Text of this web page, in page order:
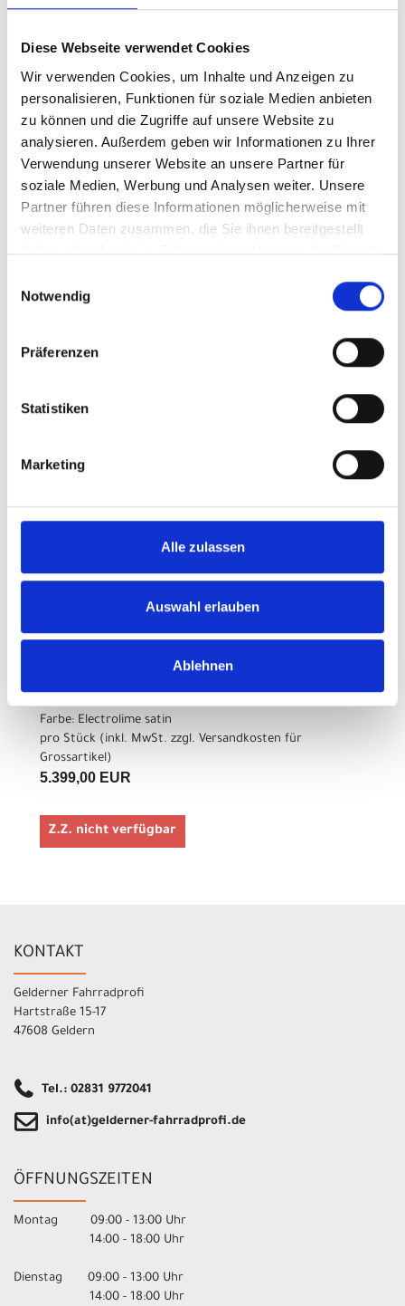
Diese Webseite verwendet Cookies
Wir verwenden Cookies, um Inhalte und Anzeigen zu
personalisieren, Funktionen für soziale Medien anbieten
zu können und die Zugriffe auf unsere Website zu
analysieren. Außerdem geben wir Informationen zu Ihrer
Verwendung unserer Website an unsere Partner für
soziale Medien, Werbung und Analysen weiter. Unsere
Partner führen diese Informationen möglicherweise mit
weiteren Daten zusammen, die Sie ihnen bereitgestellt
haben oder die sie im Rahmen Ihrer Nutzung der Dienste
Notwendig
Präferenzen
Statistiken
Marketing
Alle zulassen
Auswahl erlauben
Ablehnen
Z.Z. nicht verfügbar
pro Stück (inkl. MwSt. zzgl. Versandkosten für
Grossartikel)
5.399,00 EUR
Z.Z. nicht verfügbar
Electrolime satin
Farbe: Electrolime satin
5.399,00 EUR
Farbe: Electrolime satin
pro Stück (inkl. MwSt. zzgl. Versandkosten für
Grossartikel)
5.399,00 EUR
Z.Z. nicht verfügbar
KONTAKT
Gelderner Fahrradprofi
Hartstraße 15-17
47608 Geldern
Tel.: 02831 9772041
info(at)gelderner-fahrradprofi.de
ÖFFNUNGSZEITEN
Montag 09:00 - 13:00 Uhr
14:00 - 18:00 Uhr
Dienstag 09:00 - 13:00 Uhr
14:00 - 18:00 Uhr